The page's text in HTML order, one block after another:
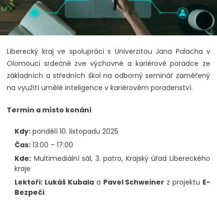
Liberecký kraj ve spolupráci s Univerzitou Jana Palacha v
Olomouci srdečně zve výchovné a kariérové poradce ze
základních a středních škol na odborný seminář zaměřený
na využití umělé inteligence v kariérovém poradenství.
Termín a místo konání
Kdy: pondělí 10. listopadu 2025
Čas: 13:00 – 17:00
Kde: Multimediální sál, 3. patro, Krajský úřad Libereckého
kraje
Lektoři: Lukáš Kubalaa Pavel Schweiner z projektu E-
Bezpečí.